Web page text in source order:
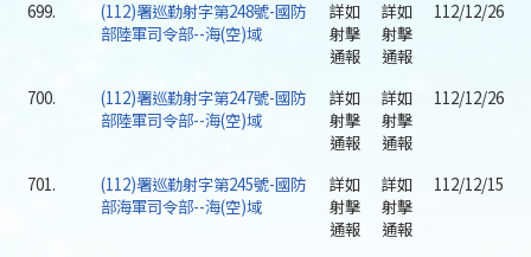
699.
(112)署巡勤射字第248號-國防
部陸軍司令部--海(空)域
詳如
射擊
通報
詳如
射擊
通報
112/12/26
700.
(112)署巡勤射字第247號-國防
部陸軍司令部--海(空)域
詳如
射擊
通報
詳如
射擊
通報
112/12/26
701.
(112)署巡勤射字第245號-國防
部海軍司令部--海(空)域
詳如
射擊
通報
詳如
射擊
通報
112/12/15